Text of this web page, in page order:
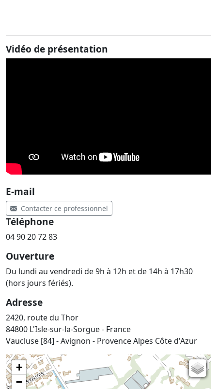
Vidéo de présentation
E-mail
Contacter ce professionnel
Téléphone
04 90 20 72 83
Ouverture
Du lundi au vendredi de 9h à 12h et de 14h à 17h30
(hors jours fériés).
Adresse
2420, route du Thor
84800 L'Isle-sur-la-Sorgue - France
Vaucluse [84] - Avignon - Provence Alpes Côte d'Azur
+
−
Carte de l'état-major (1820-1866)
Parcellaire cadastral